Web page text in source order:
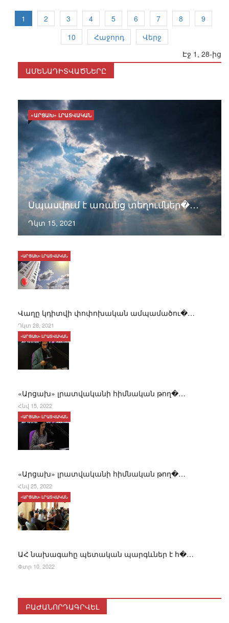
1 2 3 4 5 6 7 8
9
10
Հաջորդ
Վերջ
Էջ 1, 28-ից
ԱՄԵՆԱԴԻՏՎԱԾՆԵՐԸ
Սպասվում է առանց տեղումներ�…
Դկտ 15, 2021
«ԱՐՑԱԽ» ԼՐԱՏՎԱԿԱՆ
Վաղը կդիտվի փոփոխական ամպամածու�…
«ԱՐՑԱԽ» ԼՐԱՏՎԱԿԱՆ
Դկտ 28, 2021
«Արցախ» լրատվականի հիմնական թող�…
«ԱՐՑԱԽ» ԼՐԱՏՎԱԿԱՆ
Հնվ 15, 2022
«Արցախ» լրատվականի հիմնական թող�…
«ԱՐՑԱԽ» ԼՐԱՏՎԱԿԱՆ
Հնվ 25, 2022
ԱՀ նախագահը պետական պարգևներ է հ�…
«ԱՐՑԱԽ» ԼՐԱՏՎԱԿԱՆ
Փտր 10, 2022
ԲԱԺԱՆՈՐԴԱԳՐՎԵԼ